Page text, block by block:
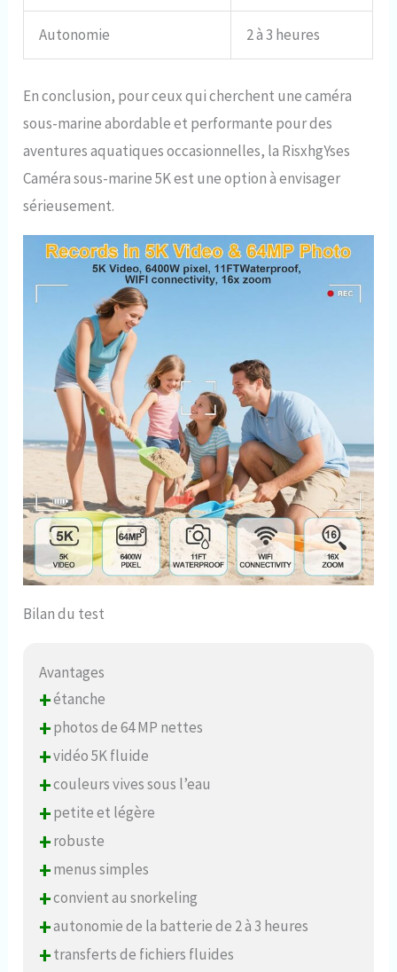
Autonomie 2 à 3 heures
En conclusion, pour ceux qui cherchent une caméra
sous-marine abordable et performante pour des
aventures aquatiques occasionnelles, la RisxhgYses
Caméra sous-marine 5K est une option à envisager
sérieusement.
Bilan du test
Avantages
+étanche
+photos de 64 MP nettes
+vidéo 5K fluide
+couleurs vives sous l’eau
+petite et légère
+robuste
+menus simples
+convient au snorkeling
+autonomie de la batterie de 2 à 3 heures
+transferts de fichiers fluides